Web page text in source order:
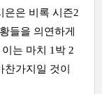
은은 비록 시즌2
들을 의연하게
는 마치 1박 2
가지일 것이